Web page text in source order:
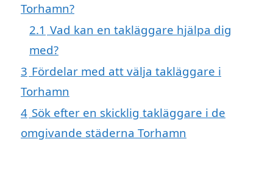
Torhamn?
2.1 Vad kan en takläggare hjälpa dig
med?
3 Fördelar med att välja takläggare i
Torhamn
4 Sök efter en skicklig takläggare i de
omgivande städerna Torhamn